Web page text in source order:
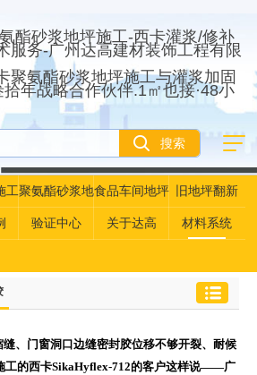
聚氨酯砂浆地坪施工与灌浆加固
拾年战略合作伙伴.1㎡也接·48小
工聚氨酯砂浆地
坪
食品车间地坪 旧地坪翻新
验证中心 关于达高 材料系统
、门窗洞口边缝密封胶位移不够开裂、耐候
工的西卡SikaHyflex-712的客户这样说——广